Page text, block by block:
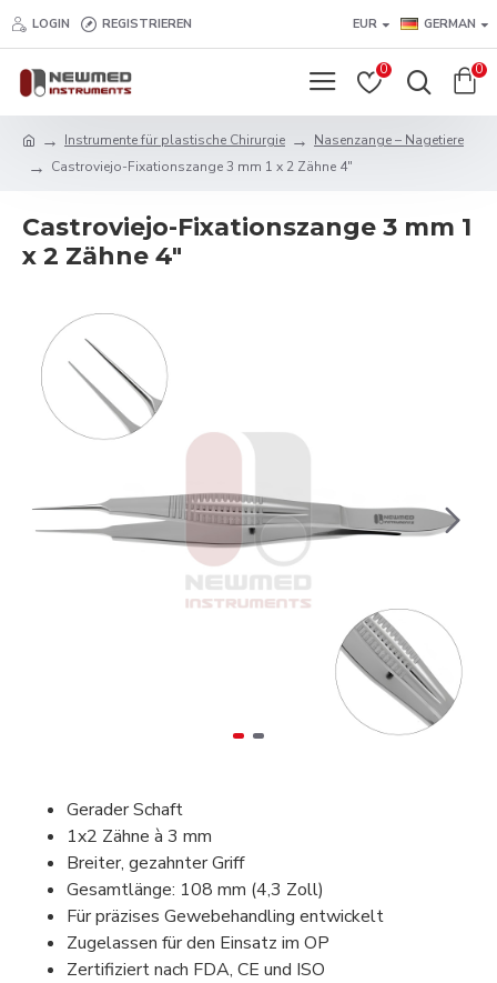
LOGIN REGISTRIEREN EUR GERMAN
0 0
Instrumente für plastische Chirurgie
Nasenzange – Nagetiere
Castroviejo-Fixationszange 3 mm 1 x 2 Zähne 4"
Castroviejo-Fixationszange 3 mm 1
x 2 Zähne 4"
Gerader Schaft
1x2 Zähne à 3 mm
Breiter, gezahnter Griff
Gesamtlänge: 108 mm (4,3 Zoll)
Für präzises Gewebehandling entwickelt
Zugelassen für den Einsatz im OP
Zertifiziert nach FDA, CE und ISO